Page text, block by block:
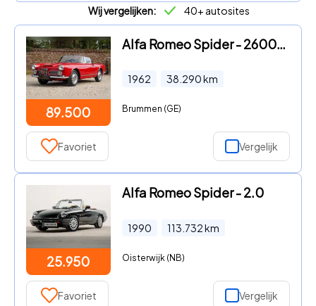
Wij vergelijken: 40+ autosites
89.500
Alfa Romeo Spider - 2600 "Long term ownership" The former long-time fa
1962 38.290km
Brummen (GE)
Favoriet Vergelijk
25.950
Alfa Romeo Spider - 2.0
1990 113.732km
Oisterwijk (NB)
Favoriet Vergelijk